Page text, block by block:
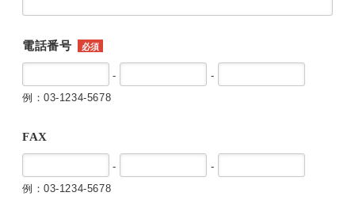
電話番号 必須
-
-
例：03-1234-5678
FAX
-
-
例：03-1234-5678